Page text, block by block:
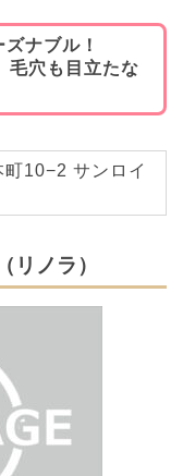
ナブル！
毛穴も目立たな
10−2 サンロイ
リノラ）